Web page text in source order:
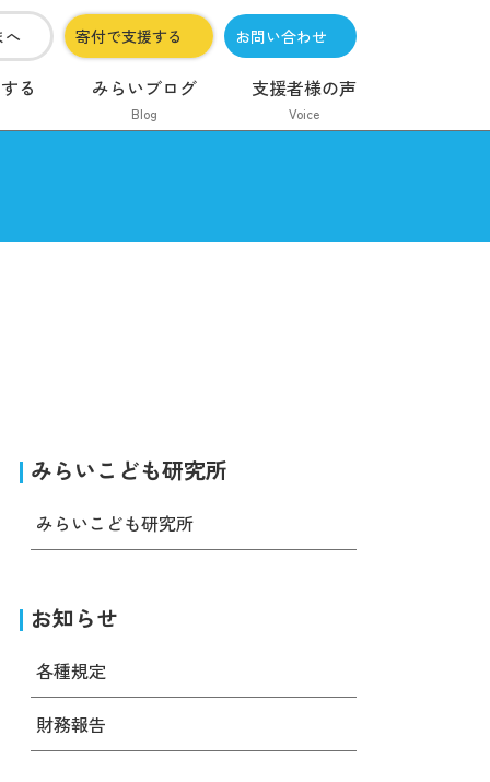
へ 寄付で支援する お問い合わせ
る みらいブログ
Blog
支援者様の声
Voice
みらいこども研究所
みらいこども研究所
お知らせ
各種規定
財務報告